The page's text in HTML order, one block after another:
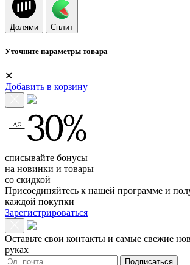
Долями Сплит
Уточните параметры товара
✕
Добавить в корзину
списывайте бонусы
на новинки и товары
со скидкой
Присоединяйтесь к нашей программе и
каждой покупки
Зарегистрироваться
Оставьте свои контакты и самые свежие
руках
Подписаться